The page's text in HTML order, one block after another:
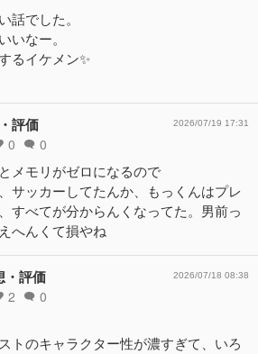
話でした。
いなー。
るイケメン✨
評価
0 0
2026/07/19 17:31
メモリがゼロになるので
サッカーしてたんか、もっくんはプレ
すべてが分からんくなってた。男前っ
へんくて損やね
・評価
2 0
2026/07/18 08:38
トのキャラクター性が濃すぎて、いろ